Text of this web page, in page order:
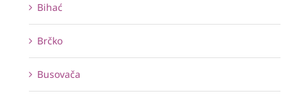
Bihać
Brčko
Busovača